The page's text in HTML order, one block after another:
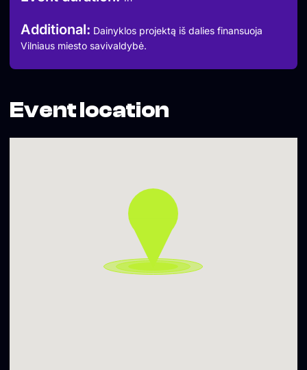
Additional: Dainyklos projektą iš dalies finansuoja
Vilniaus miesto savivaldybė.
Event location